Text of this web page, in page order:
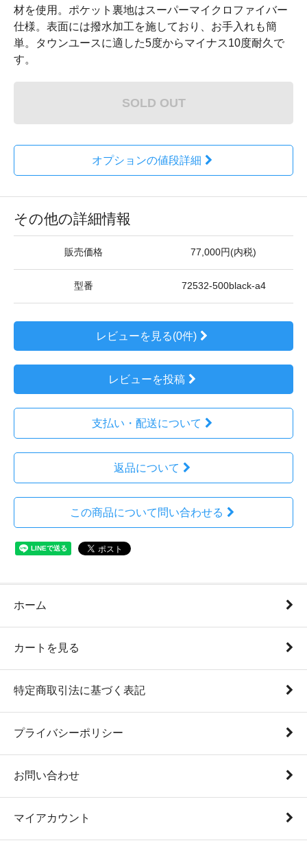
材を使用。ポケット裏地はスーパーマイクロファイバー
仕様。表面には撥水加工を施しており、お手入れも簡
単。タウンユースに適した5度からマイナス10度耐久で
す。
SOLD OUT
オプションの値段詳細
その他の詳細情報
販売価格 77,000円(内税)
型番 72532-500black-a4
レビューを見る(0件)
レビューを投稿
支払い・配送について
返品について
この商品について問い合わせる
ホーム
カートを見る
特定商取引法に基づく表記
プライバシーポリシー
お問い合わせ
マイアカウント